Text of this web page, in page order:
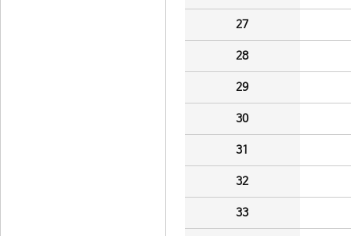
27
28
29
30
31
32
33